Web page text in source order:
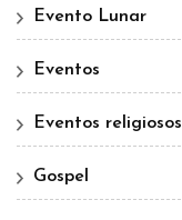
Evento Lunar
Eventos
Eventos religiosos
Gospel